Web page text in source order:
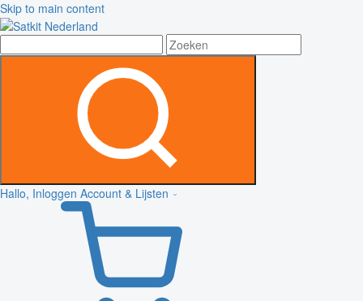
Skip to main content
Hallo, Inloggen Account & Lijsten